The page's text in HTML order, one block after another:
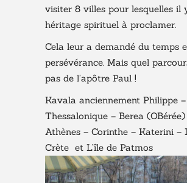
visiter 8 villes pour lesquelles il
héritage spirituel à proclamer.
Cela leur a demandé du temps
persévérance. Mais quel
pas de l’apôtre Paul !
Kavala anciennement Philippe –
Thessalonique – Berea
Athènes – Corinthe – Katerini –
Crète et L’île de Patmos